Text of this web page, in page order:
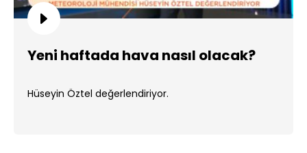
Yeni haftada hava nasıl olacak?
Hüseyin Öztel değerlendiriyor.